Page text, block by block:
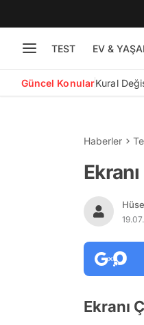
TEST EV &
Güncel KonularKural
Haberler
Ekranı